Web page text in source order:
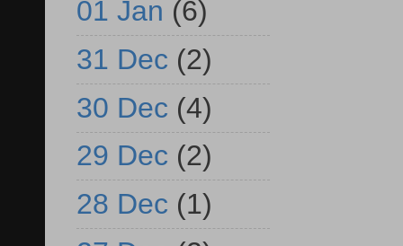
01 Jan (6)
31 Dec (2)
30 Dec (4)
29 Dec (2)
28 Dec (1)